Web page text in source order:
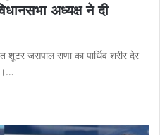
अध्यक्ष ने दी
शूटर जसपाल राणा का पार्थिव शरीर देर